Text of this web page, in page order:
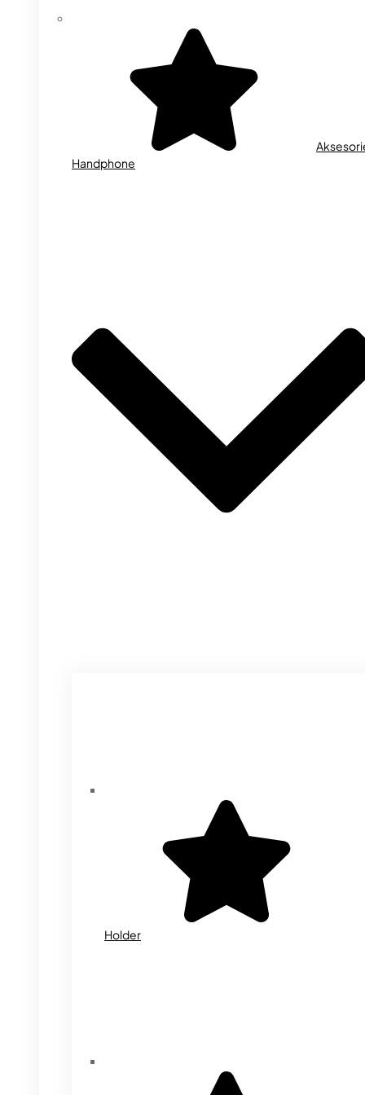
Handphone
Holder